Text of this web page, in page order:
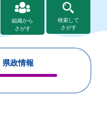
組織から
さがす
検索して
さがす
県政情報